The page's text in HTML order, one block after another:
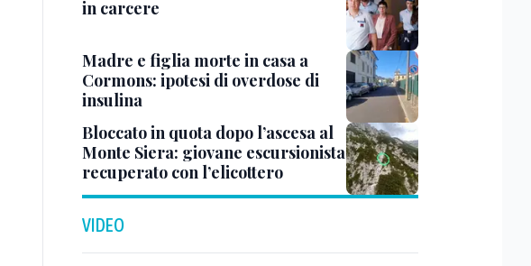
in carcere
Madre e figlia morte in casa a
Cormons: ipotesi di overdose di
insulina
Bloccato in quota dopo l’ascesa al
Monte Siera: giovane escursionista
recuperato con l’elicottero
VIDEO